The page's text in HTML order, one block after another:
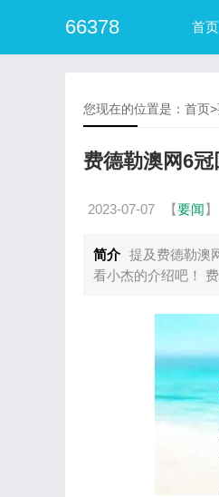
66378 首页
您现在的位置是： 首页>
费德勒澳网6冠
2023-07-07 【要闻】
简介 提及费德勒澳
看小杰的介绍吧！